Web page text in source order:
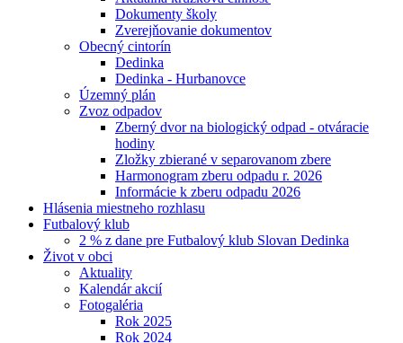
Dokumenty školy
Zverejňovanie dokumentov
Obecný cintorín
Dedinka
Dedinka - Hurbanovce
Územný plán
Zvoz odpadov
Zberný dvor na biologický odpad - otváracie
hodiny
Zložky zbierané v separovanom zbere
Harmonogram zberu odpadu r. 2026
Informácie k zberu odpadu 2026
Hlásenia miestneho rozhlasu
Futbalový klub
2 % z dane pre Futbalový klub Slovan Dedinka
Život v obci
Aktuality
Kalendár akcií
Fotogaléria
Rok 2025
Rok 2024